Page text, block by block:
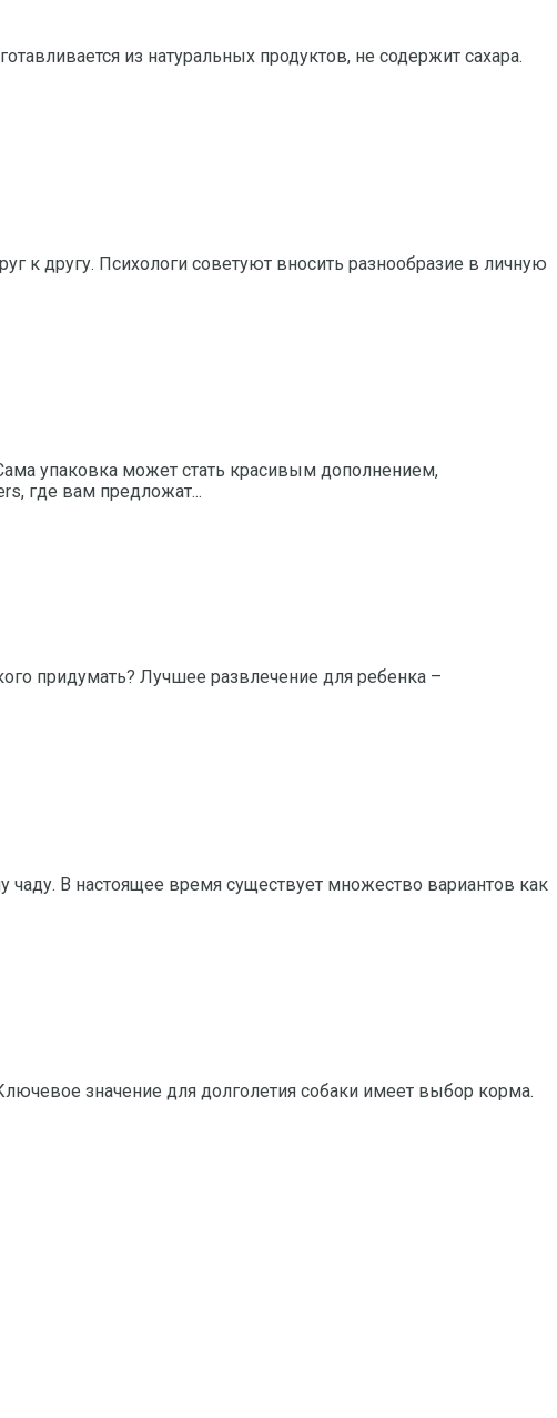
из натуральных продуктов, не содержит сахара.
к другу. Психологи советуют вносить разнообразие в личную
упаковка может стать красивым дополнением,
где вам предложат...
придумать? Лучшее развлечение для ребенка –
В настоящее время существует множество вариантов как
значение для долголетия собаки имеет выбор корма.